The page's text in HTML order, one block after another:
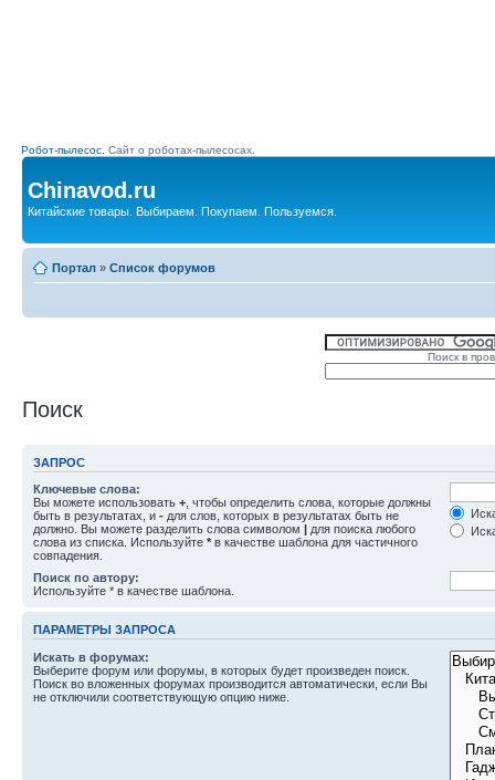
Робот-пылесос. Сайт о роботах-пылесосах.
Chinavod.ru
Китайские товары. Выбираем. Покупаем. Пользуемся.
Портал » Список форумов
Поиск в
Поиск
ЗАПРОС
Ключевые слова:
Вы можете использовать + , чтобы определить слова, которые должны
быть в результатах, и - для слов, которых в результатах быть не
должно. Вы можете разделить слова символом | для поиска любого
слова из списка. Используйте * в качестве шаблона для частичного
совпадения.
Поиск по автору:
Используйте * в качестве шаблона.
ПАРАМЕТРЫ ЗАПРОСА
Искать в форумах:
Выберите форум или форумы, в которых будет произведен поиск.
Поиск во вложенных форумах производится автоматически, если Вы
не отключили соответствующую опцию ниже.